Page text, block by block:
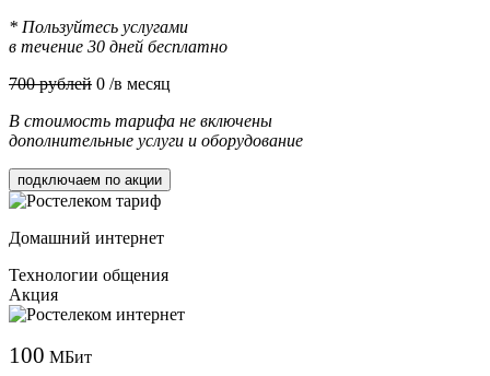
* Пользуйтесь услугами
в течение 30 дней бесплатно
700 рублей 0 /в месяц
В стоимость тарифа не включены
дополнительные услуги и оборудование
подключаем по акции
Домашний интернет
Технологии общения
Акция
100 МБит